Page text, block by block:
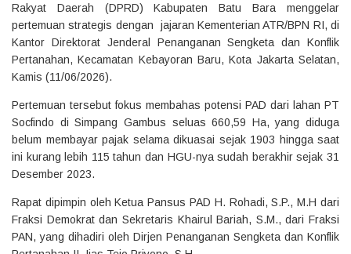
Rakyat Daerah (DPRD) Kabupaten Batu Bara menggelar
pertemuan strategis dengan jajaran Kementerian ATR/BPN RI, di
Kantor Direktorat Jenderal Penanganan Sengketa dan Konflik
Pertanahan, Kecamatan Kebayoran Baru, Kota Jakarta Selatan,
Kamis (11/06/2026).
Pertemuan tersebut fokus membahas potensi PAD dari lahan PT
Socfindo di Simpang Gambus seluas 660,59 Ha, yang diduga
belum membayar pajak selama dikuasai sejak 1903 hingga saat
ini kurang lebih 115 tahun dan HGU-nya sudah berakhir sejak 31
Desember 2023.
Rapat dipimpin oleh Ketua Pansus PAD H. Rohadi, S.P., M.H dari
Fraksi Demokrat dan Sekretaris Khairul Bariah, S.M., dari Fraksi
PAN, yang dihadiri oleh Dirjen Penanganan Sengketa dan Konflik